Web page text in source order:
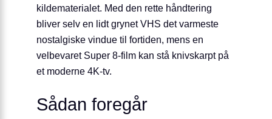
kildematerialet. Med den rette håndtering
bliver selv en lidt grynet VHS det varmeste
nostalgiske vindue til fortiden, mens en
velbevaret Super 8-film kan stå knivskarpt på
et moderne 4K-tv.
Sådan foregår